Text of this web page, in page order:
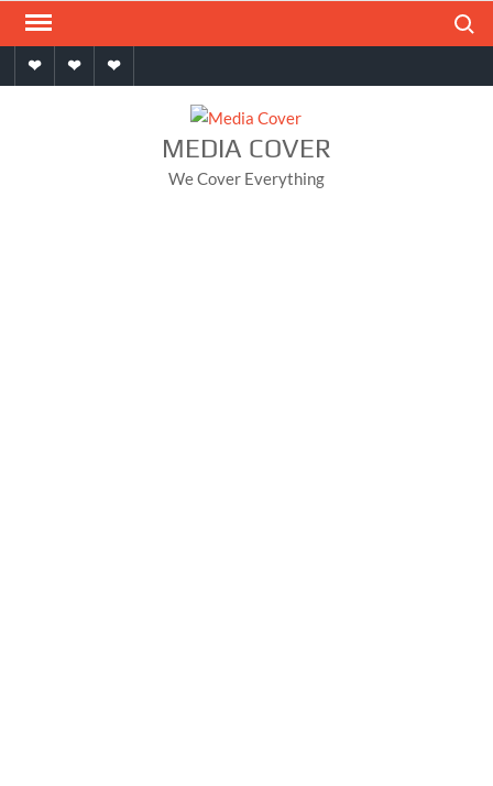
Skip
contentHomeAboutContact
MEDIA COVER
We Cover Everything